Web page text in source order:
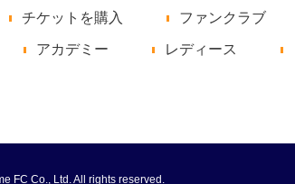
チケットを購入 ファンクラブ
アカデミー レディース
FC Co., Ltd. All rights reserved.